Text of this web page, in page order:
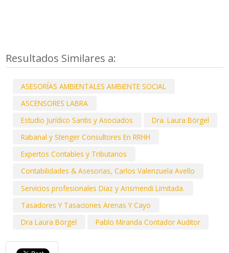
Resultados Similares a:
ASESORÍAS AMBIENTALES AMBIENTE SOCIAL
ASCENSORES LABRA
Estudio Jurídico Santis y Asociados
Dra. Laura Börgel
Rabanal y Stenger Consultores En RRHH
Expertos Contables y Tributarios
Contabilidades & Asesorias, Carlos Valenzuela Avello
Servicios profesionales Diaz y Arismendi Limitada.
Tasadores Y Tasaciones Arenas Y Cayo
Dra Laura Börgel
Pablo Miranda Contador Auditor